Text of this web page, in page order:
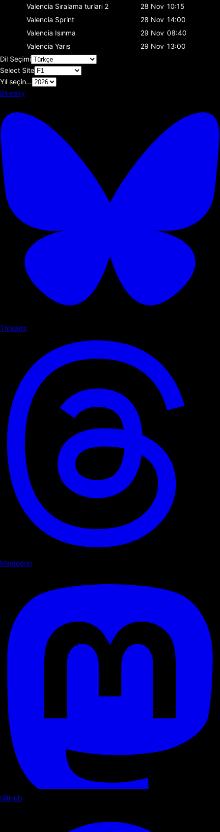
Valencia Sıralama turları 2 28 Nov 10:15
Valencia Sprint 28 Nov 14:00
Valencia Isınma 29 Nov 08:40
Valencia Yarış 29 Nov 13:00
Dil Seçimi
Select Site
Yıl seçin...
Bluesky
Threads
Mastodon
GitHub